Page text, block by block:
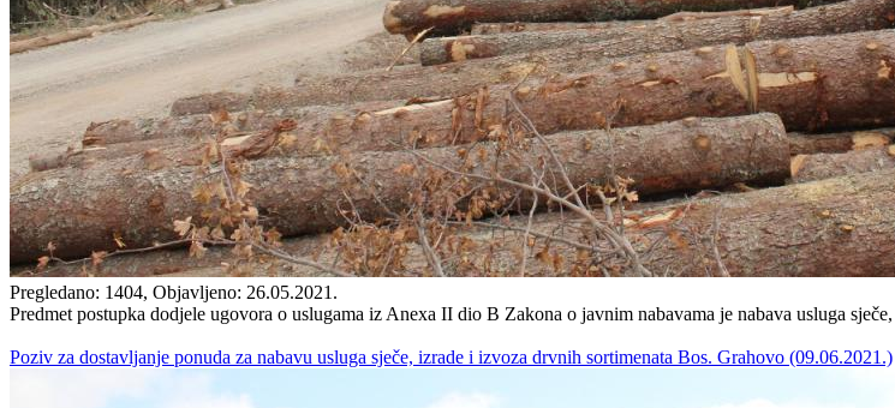
Pregledano: 1404, Objavljeno: 26.05.2021.
Predmet postupka dodjele ugovora o uslugama iz Anexa II dio B Zakona o javnim nabavama je nabava usluga
Poziv za dostavljanje ponuda za nabavu usluga sječe, izrade i izvoza drvnih sortimenata Bos. Grahovo (09.06.2021.)